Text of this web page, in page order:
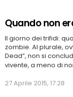
Quando non
Il giorno dei trifidi:
zombie. Al plurale,
Dead”, non si
vivente, a meno di
27 Aprile 2015, 17:28